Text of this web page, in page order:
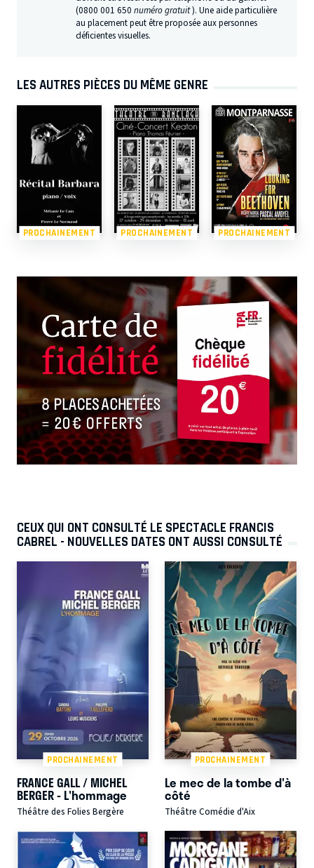
(0800 001 650numéro gratuit). Une aide particulière
au placement peut être proposée aux personnes
déficientes visuelles.
LES AUTRES PIÈCES DU MÊME GENRE
PROCHAINEMENT PROCHAINEMENT PROCHAINEMENT
CEUX QUI ONT CONSULTÉ LE SPECTACLE FRANCIS
CABREL - NOUVELLES DATES ONT AUSSI CONSULTÉ
PROCHAINEMENT
FRANCE GALL / MICHEL
BERGER - L'hommage
Théâtre des Folies Bergère
PROCHAINEMENT
Le mec de la tombe d'à
côté
Théâtre Comédie d'Aix